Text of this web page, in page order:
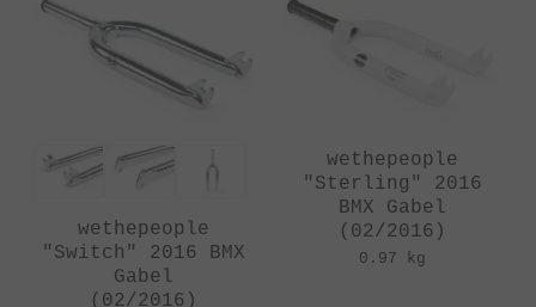
wethepeople
"Switch" 2016 BMX
Gabel
(02/2016)
wethepeople
"Sterling" 2016
BMX Gabel
(02/2016)
0.97 kg